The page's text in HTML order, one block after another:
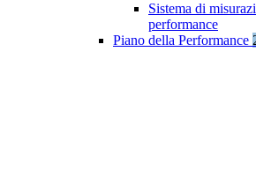
Sistema di
performance
Piano della Performance